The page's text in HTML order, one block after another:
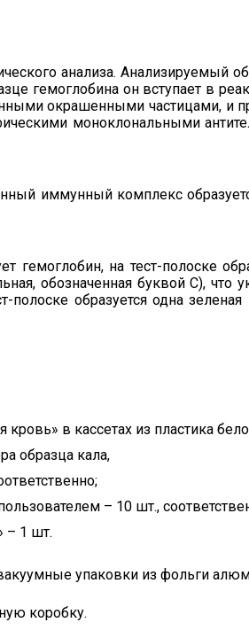
анализа. Анализируемый
гемоглобина он вступает в
окрашенными частицами, и
моноклональными
иммунный комплекс
гемоглобин, на тест-полоске
обозначенная буквой С),
полоске образуется одна
в кассетах из пластика
образца кала,
– 10 шт.,
– 1 шт.
упаковки из фольги
коробку.